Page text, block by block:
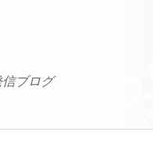
信ブログ